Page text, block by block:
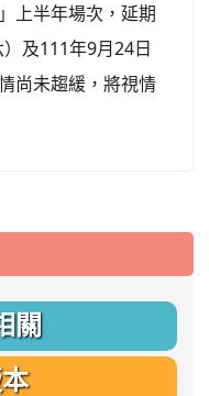
上半年場次，延期
及111年9月24日
尚未趨緩，將視情
關